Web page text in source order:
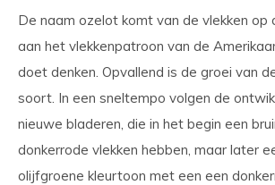
De naam ozelot komt van de vlekken op
aan het vlekkenpatroon van de
doet denken. Opvallend is de groei van
soort. In een sneltempo volgen de
nieuwe bladeren, die in het begin een
donkerrode vlekken hebben, maar later
olijfgroene kleurtoon met een een